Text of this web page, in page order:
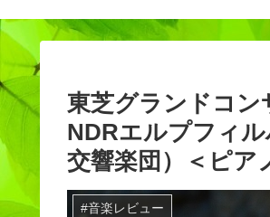
東芝グランドコ
NDRエルプフィ
交響楽団）＜ピ
#音楽レビュー